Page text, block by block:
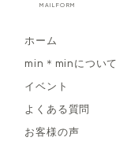
MAILFORM
ホーム
min＊minについて
イベント
よくある質問
お客様の声